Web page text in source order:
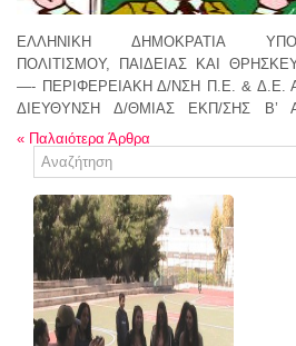
ΕΛΛΗΝΙΚΗ ΔΗΜΟΚΡΑΤΙΑ
ΠΟΛΙΤΙΣΜΟΥ, ΠΑΙΔΕΙΑΣ ΚΑΙ
—- ΠΕΡΙΦΕΡΕΙΑΚΗ Δ/ΝΣΗ Π.Ε. & Δ.Ε.
ΔΙΕΥΘΥΝΣΗ Δ/ΘΜΙΑΣ ΕΚΠ/ΣΗΣ Β’
ΣΥΜΒΟΥΛΕΥΤΙΚΟΣ
συνέχεια..
« Παλαιότερα Άρθρα